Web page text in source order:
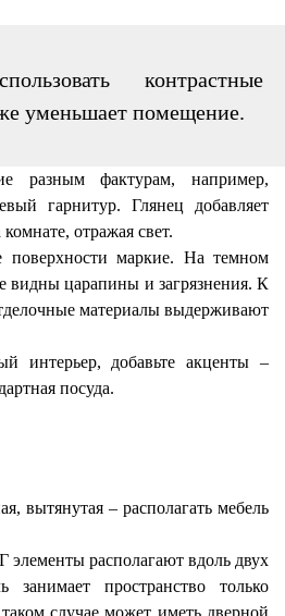
контрастные
уменьшает помещение.
разным фактурам, например,
гарнитур. Глянец добавляет
отражая свет.
поверхности маркие. На темном
видны царапины и загрязнения. К
материалы выдерживают
интерьер, добавьте акценты –
посуда.
вытянутая – располагать мебель
элементы располагают вдоль двух
пространство только